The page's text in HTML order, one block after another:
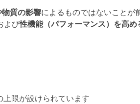
質の影響によるものではないことが
よび性機能（パフォーマンス）を高め
上限が設けられています